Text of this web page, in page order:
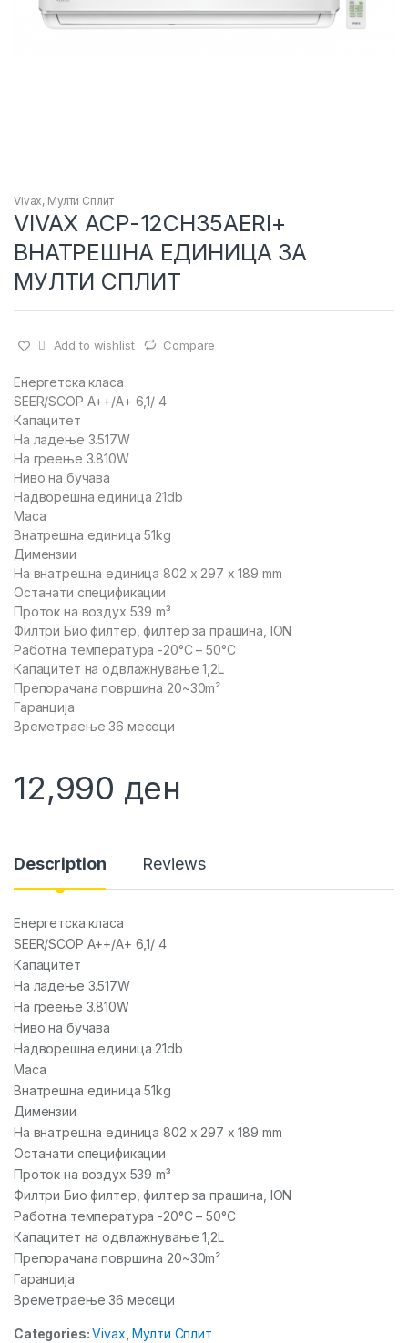
Vivax, Мулти Сплит
VIVAX ACP-12CH35AERI+
ВНАТРЕШНА ЕДИНИЦА ЗА
МУЛТИ СПЛИТ
Add to wishlist Compare
Енергетска класа
SEER/SCOP A++/A+ 6,1/ 4
Капацитет
На ладење 3.517W
На греење 3.810W
Ниво на бучава
Надворешна единица 21db
Маса
Внатрешна единица 51kg
Димензии
На внатрешна единица 802 x 297 x 189 mm
Останати спецификации
Проток на воздух 539 m³
Филтри Био филтер, филтер за прашина, ION
Работна температура -20°C – 50°C
Капацитет на одвлажнување 1,2L
Препорачана површина 20~30m²
Гаранција
Времетраење 36 месеци
12,990 ден
Description Reviews
Енергетска класа
SEER/SCOP A++/A+ 6,1/ 4
Капацитет
На ладење 3.517W
На греење 3.810W
Ниво на бучава
Надворешна единица 21db
Маса
Внатрешна единица 51kg
Димензии
На внатрешна единица 802 x 297 x 189 mm
Останати спецификации
Проток на воздух 539 m³
Филтри Био филтер, филтер за прашина, ION
Работна температура -20°C – 50°C
Капацитет на одвлажнување 1,2L
Препорачана површина 20~30m²
Гаранција
Времетраење 36 месеци
Categories:Vivax ,Мулти Сплит